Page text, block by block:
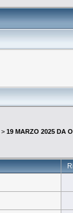
> 19 MARZO 2025 DA